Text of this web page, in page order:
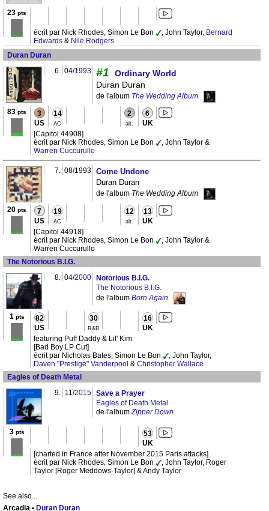
23 pts
écrit par Nick Rhodes, Simon Le Bon , John Taylor, Bernard
Edwards & Nile Rodgers
Duran Duran
6. 04/1993 #1
Ordinary World
Duran Duran
de l'album The Wedding Album
83 pts 3
US
14
AC
2
alt.
6
UK
[Capitol 44908]
écrit par Nick Rhodes, Simon Le Bon
, John Taylor &
Warren Cuccurullo
7. 08/1993 Come Undone
Duran Duran
de l'album The Wedding Album
20 pts 7
US
19
AC
12
alt.
13
UK
[Capitol 44918]
écrit par Nick Rhodes, Simon Le Bon
, John Taylor &
Warren Cuccurullo
The Notorious B.I.G.
8. 04/2000
Notorious B.I.G.
The Notorious B.I.G.
de l'album Born Again
1pts 82
US
30
R&B
16
UK
featuring Puff Daddy & Lil' Kim
[Bad Boy LP Cut]
écrit par Nicholas Bates, Simon Le Bon
, John Taylor,
Daven "Prestige" Vanderpool & Christopher Wallace
Eagles of Death Metal
9. 11/2015
Save a Prayer
Eagles of Death Metal
de l'albumZipper Down
3pts 53
UK
[charted in France after November 2015 Paris attacks]
écrit par Nick Rhodes, Simon Le Bon
, John Taylor, Roger
Taylor [Roger Meddows-Taylor] & Andy Taylor
See also...
Arcadia • Duran Duran